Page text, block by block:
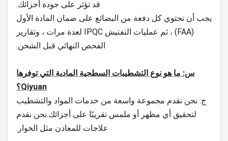
قد تؤثر على جودة أجزائك.
يجب أن تحتوي كل دفعة من البضائع على ضمان المادة الأول
(FAA) ، ثم عمليات التفتيش IPQC لعدة مرات ، وتقارير
الفحص النهائي قبل الشحن.
س: ما هو نوع التشطيبات السطحية المادية التي توفرها
Qiyuan؟
ج: نحن نقدم مجموعة واسعة من خدمات المواد والتشطيب
لتحقيق أي مظهر أو ملمس تقريبًا على أجزائك.نحن نقدم
علاجات للمعادن مثل الخوار.